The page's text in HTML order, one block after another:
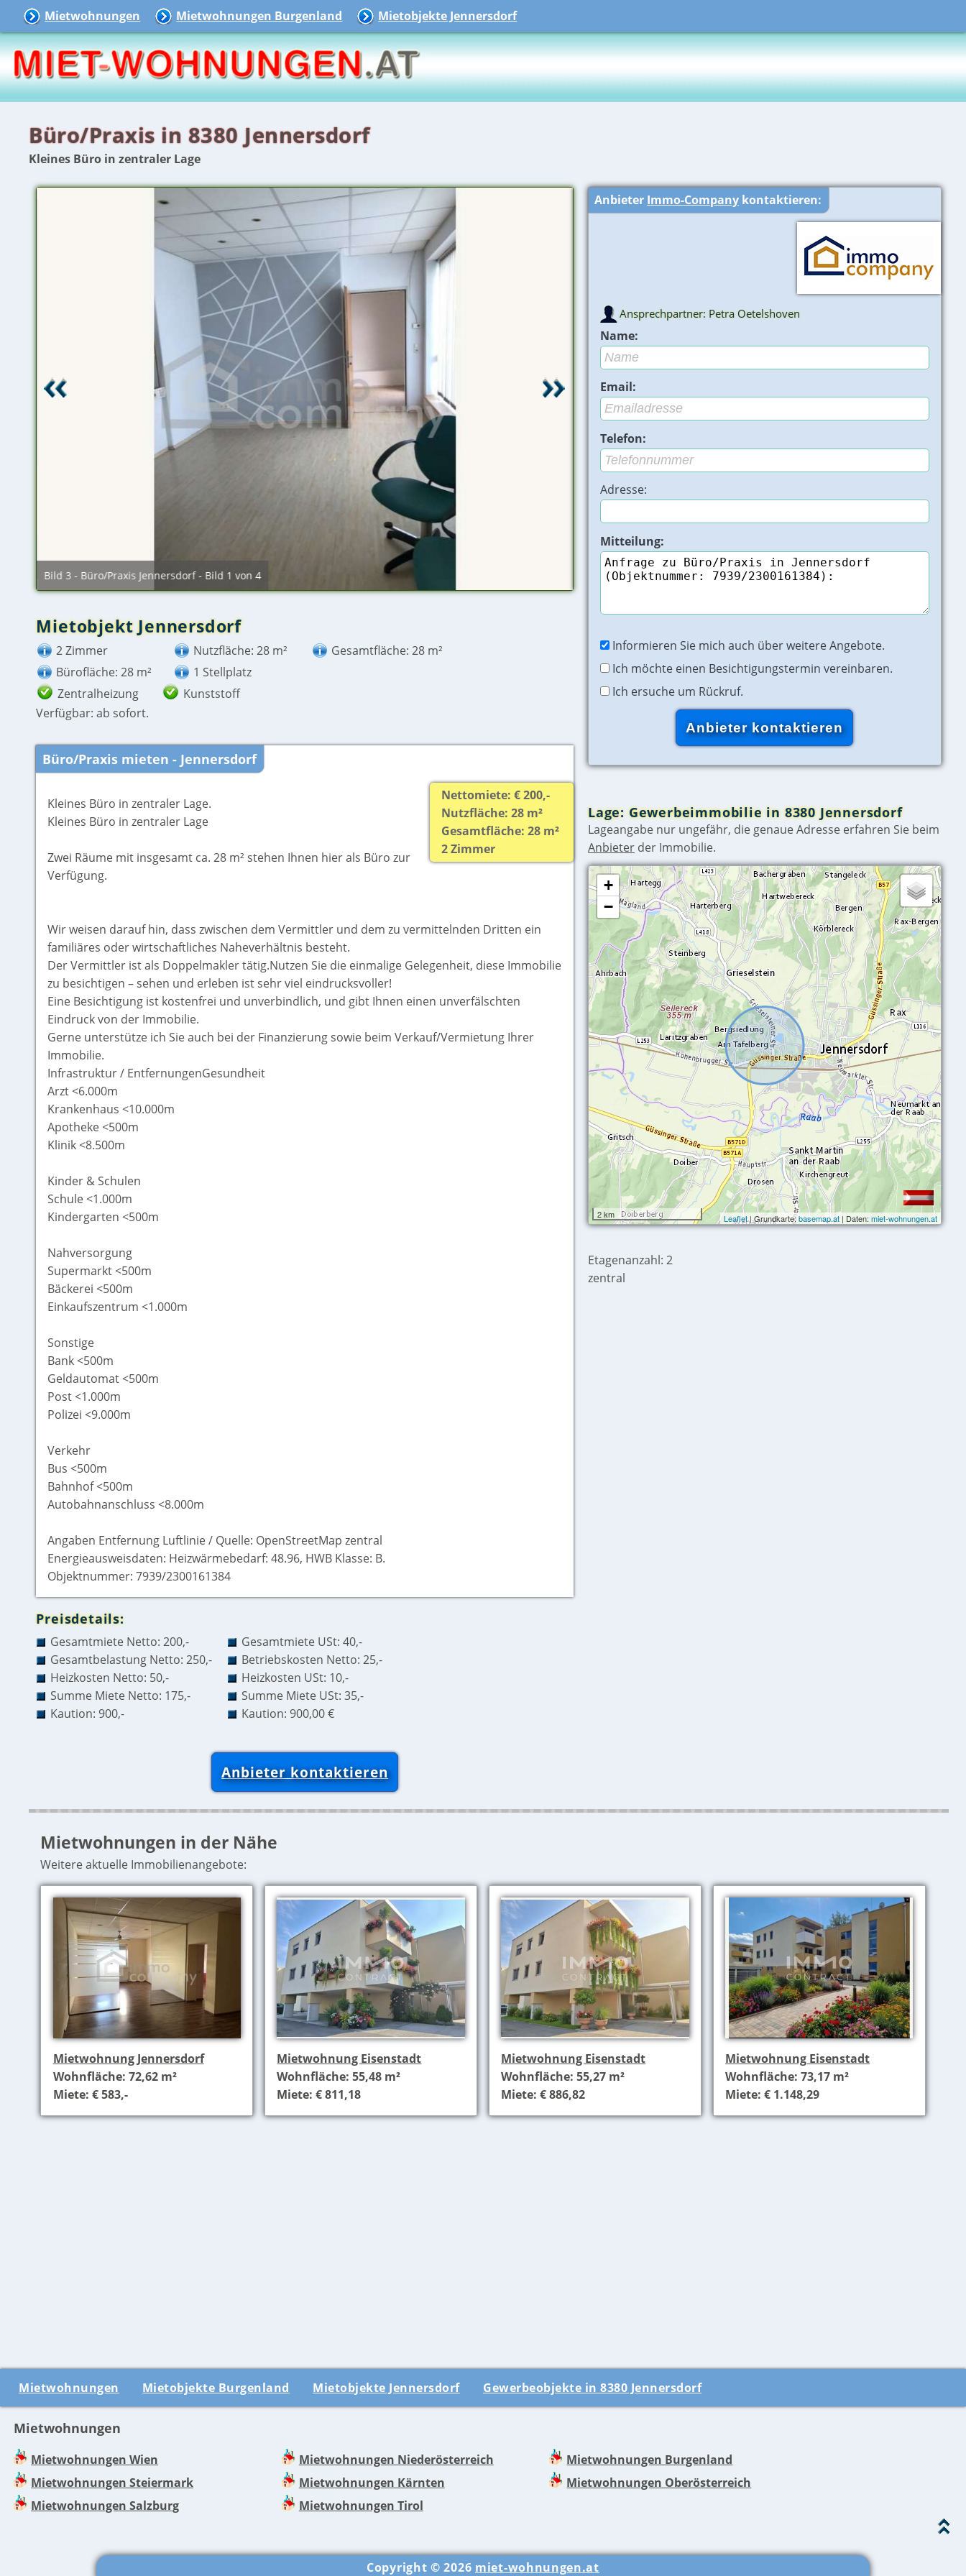
Mietwohnungen Mietwohnungen Burgenland Mietobjekte Jennersdorf
Büro/Praxis in 8380 Jennersdorf
Kleines Büro in zentraler Lage
Bild 3 - Büro/Praxis Jennersdorf - Bild 1 von 4 Bild 1 - Büro/Praxis Jennersdorf - Bild 2 von 4
Mietobjekt Jennersdorf
2 Zimmer Nutzfläche: 28 m²
Gesamtfläche: 28 m²
Bürofläche: 28 m²
1 Stellplatz
Zentralheizung
Kunststoff
Verfügbar: ab sofort.
Büro/Praxis mieten - Jennersdorf
Nettomiete: € 200,-
Nutzfläche: 28 m²
Gesamtfläche: 28 m²
2 Zimmer
Kleines Büro in zentraler Lage.
Kleines Büro in zentraler Lage
Zwei Räume mit insgesamt ca. 28 m² stehen Ihnen hier als Büro zur
Verfügung.
Wir weisen darauf hin, dass zwischen dem Vermittler und dem zu vermittelnden Dritten ein
familiäres oder wirtschaftliches Naheverhältnis besteht.
Der Vermittler ist als Doppelmakler tätig.Nutzen Sie die einmalige Gelegenheit, diese Immobilie
zu besichtigen – sehen und erleben ist sehr viel eindrucksvoller!
Eine Besichtigung ist kostenfrei und unverbindlich, und gibt Ihnen einen unverfälschten
Eindruck von der Immobilie.
Gerne unterstütze ich Sie auch bei der Finanzierung sowie beim Verkauf/Vermietung Ihrer
Immobilie.
Infrastruktur / EntfernungenGesundheit
Arzt <6.000m
Krankenhaus <10.000m
Apotheke <500m
Klinik <8.500m
Kinder & Schulen
Schule <1.000m
Kindergarten <500m
Nahversorgung
Supermarkt <500m
Bäckerei <500m
Einkaufszentrum <1.000m
Sonstige
Bank <500m
Geldautomat <500m
Post <1.000m
Polizei <9.000m
Verkehr
Bus <500m
Bahnhof <500m
Autobahnanschluss <8.000m
Angaben Entfernung Luftlinie / Quelle: OpenStreetMap zentral
Energieausweisdaten: Heizwärmebedarf: 48.96, HWB Klasse: B.
Objektnummer: 7939/2300161384
Preisdetails:
Gesamtmiete Netto: 200,-
Gesamtmiete USt: 40,-
Gesamtbelastung Netto: 250,-
Betriebskosten Netto: 25,-
Heizkosten Netto: 50,-
Heizkosten USt: 10,-
Summe Miete Netto: 175,-
Summe Miete USt: 35,-
Kaution: 900,-
Kaution: 900,00 €
Anbieter Immo-Company kontaktieren:
Ansprechpartner: Petra Oetelshoven
Name:
Email:
Telefon:
Adresse:
Mitteilung:
Informieren Sie mich auch über weitere Angebote.
Ich möchte einen Besichtigungstermin vereinbaren.
Ich ersuche um Rückruf.
Lage: Gewerbeimmobilie in 8380 Jennersdorf
Lageangabe nur ungefähr, die genaue Adresse erfahren Sie beim
Anbieter der Immobilie.
+
−
2 km Leaflet| Grundkarte:basemap.at| Daten:miet-wohnungen.at
Etagenanzahl: 2
zentral
Anbieter kontaktieren
Mietwohnungen in der Nähe
Weitere aktuelle Immobilienangebote:
Mietwohnung Jennersdorf
Wohnfläche: 72,62 m²
Miete: € 583,-
Mietwohnung Eisenstadt
Wohnfläche: 55,48 m²
Miete: € 811,18
Mietwohnung Eisenstadt
Wohnfläche: 55,27 m²
Miete: € 886,82
Mietwohnung Eisenstadt
Wohnfläche: 73,17 m²
Miete: € 1.148,29
Mietwohnungen Mietobjekte Burgenland Mietobjekte Jennersdorf Gewerbeobjekte in 8380 Jennersdorf
Mietwohnungen
Mietwohnungen Wien Mietwohnungen Niederösterreich
Mietwohnungen Burgenland
Mietwohnungen Steiermark
Mietwohnungen Kärnten
Mietwohnungen Oberösterreich
Mietwohnungen Salzburg
Mietwohnungen Tirol
Copyright © 2026 miet-wohnungen.at